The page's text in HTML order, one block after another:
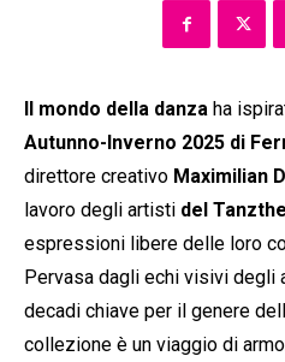
Il mondo della danza ha
Autunno-Inverno 2025 di
direttore creativo Maximilian
lavoro degli artisti del
espressioni libere delle loro
Pervasa dagli echi visivi degli
decadi chiave per il genere
collezione è un viaggio di